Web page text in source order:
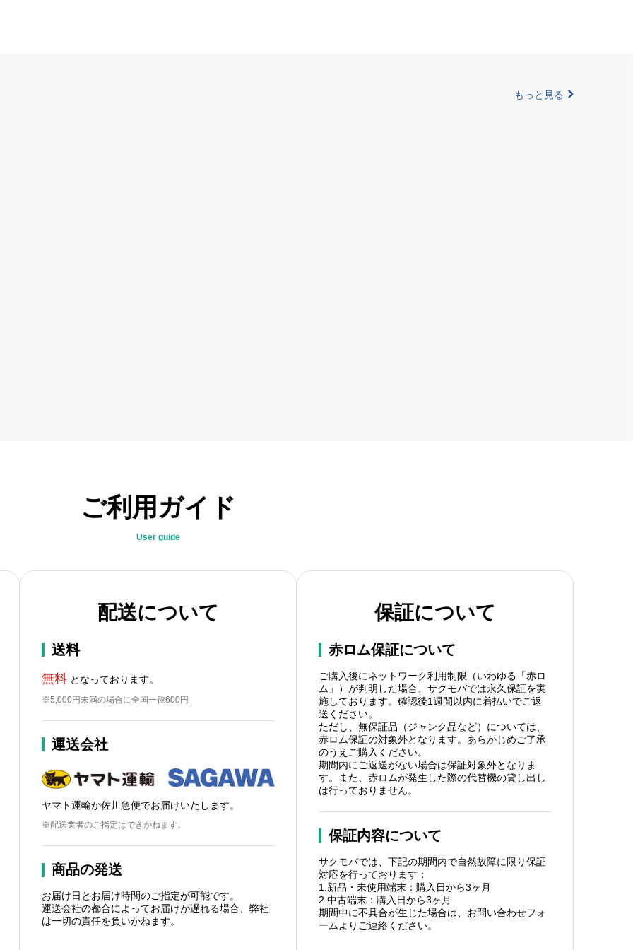
もっと見る
ご利用ガイド
User guide
配送について
送料
無料となっております。
※5,000円未満の場合に全国一律600円
運送会社
ヤマト運輸か佐川急便でお届けいたします。
※配送業者のご指定はできかねます。
商品の発送
お届け日とお届け時間のご指定が可能です。
運送会社の都合によってお届けが遅れる場合、弊社
は一切の責任を負いかねます。
保証について
赤ロム保証について
ご購入後にネットワーク利用制限（いわゆる「赤ロ
ム」）が判明した場合、サクモバでは永久保証を実
施しております。確認後1週間以内に着払いでご返
送ください。
ただし、無保証品（ジャンク品など）については、
赤ロム保証の対象外となります。あらかじめご了承
のうえご購入ください。
期間内にご返送がない場合は保証対象外となりま
す。また、赤ロムが発生した際の代替機の貸し出し
は行っておりません。
保証内容について
サクモバでは、下記の期間内で自然故障に限り保証
対応を行っております：
1.新品・未使用端末：購入日から3ヶ月
2.中古端末：購入日から3ヶ月
期間中に不具合が生じた場合は、お問い合わせフォ
ームよりご連絡ください。